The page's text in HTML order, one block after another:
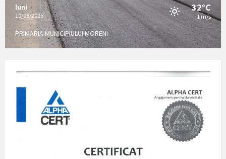
luni
10/08/2026
32°C
1 m/s
PRIMARIA MUNICIPIULUI MORENI